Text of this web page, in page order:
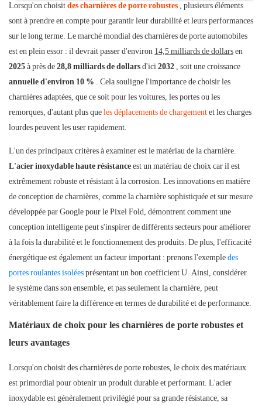
Lorsqu'on choisitdes charnières de porte robustes , plusieurs éléments
sont à prendre en compte pour garantir leur durabilité et leurs performances
sur le long terme. Le marché mondial des charnières de porte automobiles
est en plein essor : il devrait passer d'environ 14,5 milliards de dollarsen
2025à près de28,8 milliards de dollarsd'ici2032 , soit une croissance
annuelle d'environ 10 % . Cela souligne l'importance de choisir les
charnières adaptées, que ce soit pour les voitures, les portes ou les
remorques, d'autant plus queles déplacements de chargementet les charges
lourdes peuvent les user rapidement.
L'un des principaux critères à examiner est le matériau de la charnière.
L'acier inoxydable haute résistanceest un matériau de choix car il est
extrêmement robuste et résistant à la corrosion. Les innovations en matière
de conception de charnières, comme la charnière sophistiquée et sur mesure
développée par Google pour le Pixel Fold, démontrent comment une
conception intelligente peut s'inspirer de différents secteurs pour améliorer
à la fois la durabilité et le fonctionnement des produits. De plus, l'efficacité
énergétique est également un facteur important : prenons l'exempledes
portes roulantes isoléesprésentant un bon coefficient U. Ainsi, considérer
le système dans son ensemble, et pas seulement la charnière, peut
véritablement faire la différence en termes de durabilité et de performance.
Matériaux de choix pour les charnières de porte robustes et
leurs avantages
Lorsqu'on choisit des charnières de porte robustes, le choix des matériaux
est primordial pour obtenir un produit durable et performant. L'acier
inoxydable est généralement privilégié pour sa grande résistance, sa